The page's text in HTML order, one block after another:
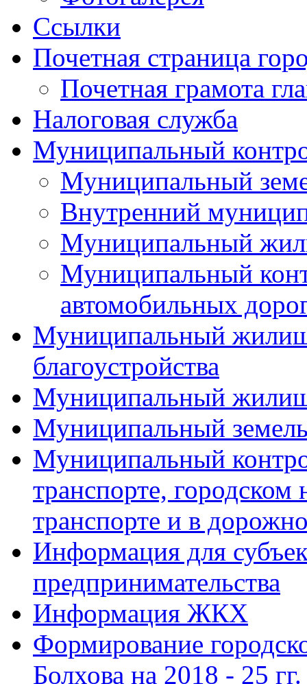
Ссылки
Почетная страница
Почетная грамота
Налоговая служба
Муниципальный
Муниципальный
Внутренний
Муниципальный
Муниципальный
автомобильных
Муниципальный
благоустройства
Муниципальный
Муниципальный
Муниципальный
транспорте, городском
транспорте и в
Информация для
предпринимательства
Информация ЖКХ
Формирование
Болхова на 2018 - 25 гг.